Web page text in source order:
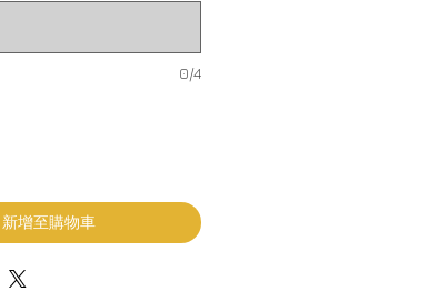
0/4
新增至購物車